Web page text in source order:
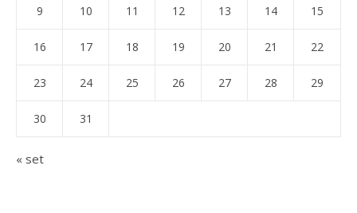
9 10 11 12 13 14 15
16 17 18 19 20 21 22
23 24 25 26 27 28 29
30 31
« set